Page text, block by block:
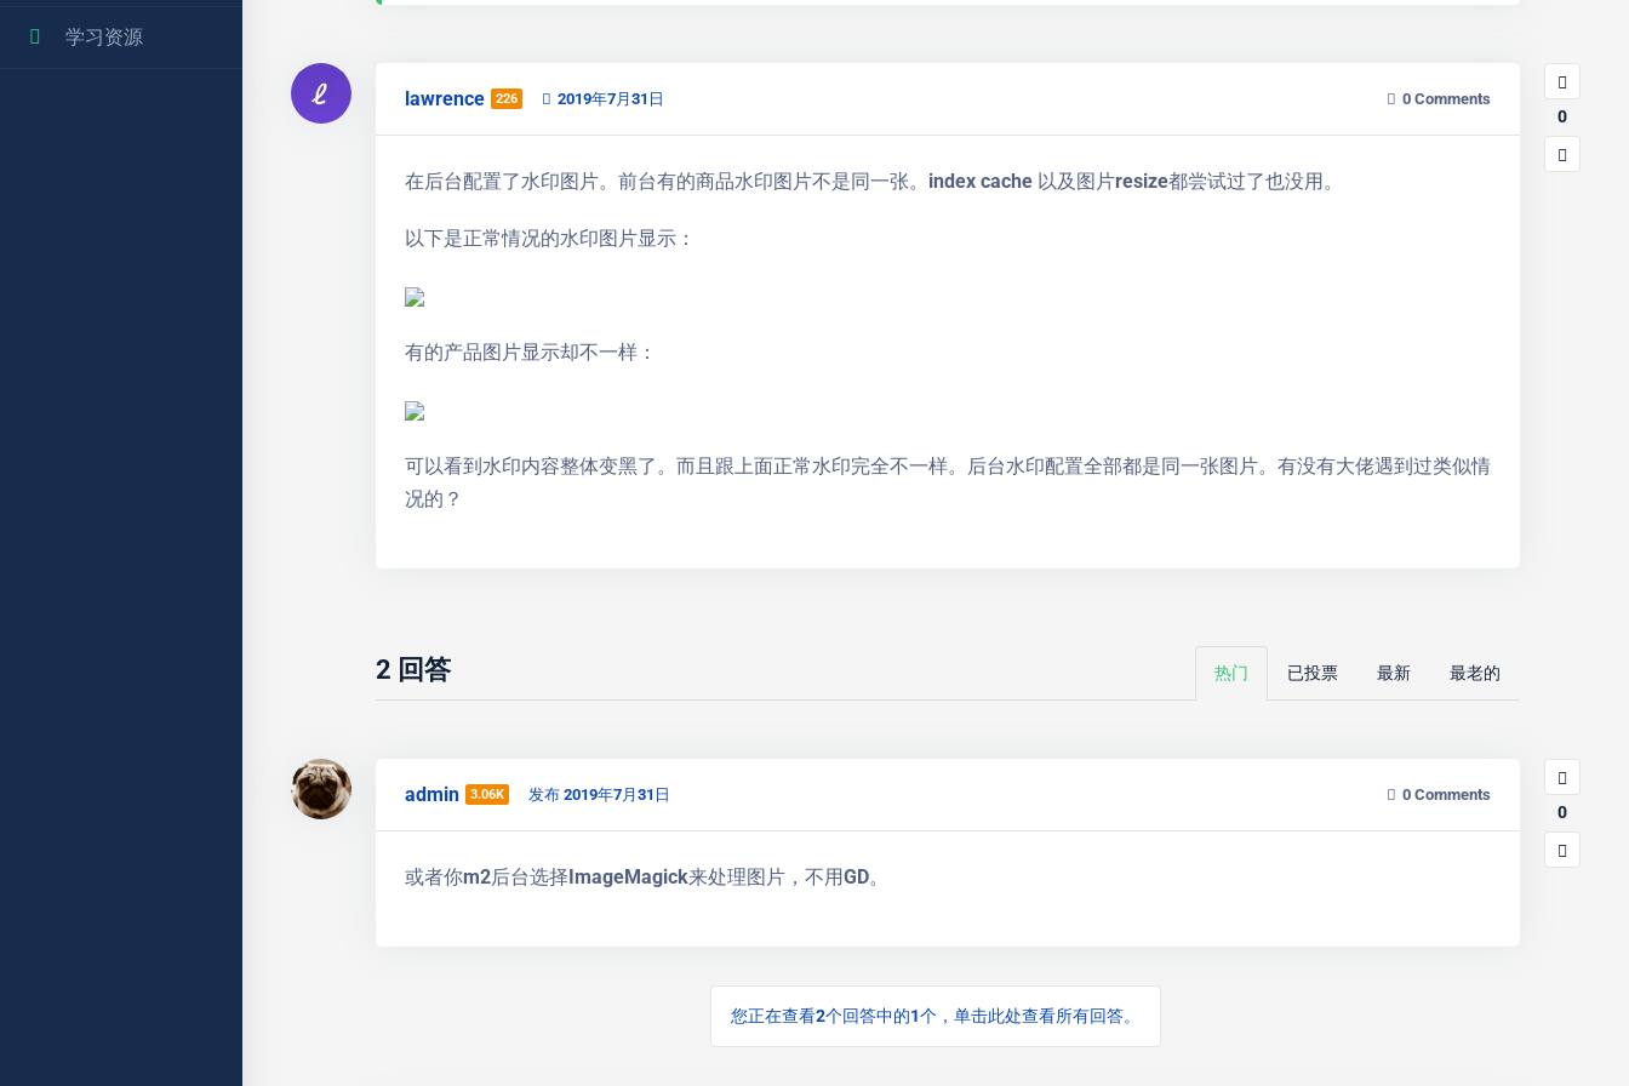
学习资源
lawrence 226 2019年7月31日 0 Comments
在后台配置了水印图片。前台有的商品水印图片不是同一张。index cache 以及图片resize都尝试过了也没用。
以下是正常情况的水印图片显示：
有的产品图片显示却不一样：
可以看到水印内容整体变黑了。而且跟上面正常水印完全不一样。后台水印配置全部都是同一张图片。有没有大佬遇到过类似情
况的？
0
2 回答 热门 已投票 最新 最老的
admin 3.06K 发布 2019年7月31日 0 Comments
或者你m2后台选择ImageMagick来处理图片，不用GD。
0
您正在查看2个回答中的1个，单击此处查看所有回答。